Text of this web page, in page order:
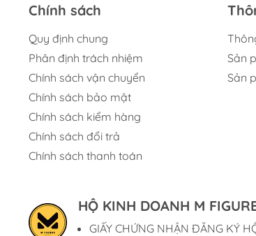
Chính sách
Quy định chung
Phân định trách nhiệm
Chính sách vận chuyển
Chính sách bảo mật
Chính sách kiểm hàng
Chính sách đổi trả
Chính sách thanh toán
Sản
Sản
HỘ KINH DOANH M
GIẤY CHỨNG NHẬN ĐĂNG KÝ